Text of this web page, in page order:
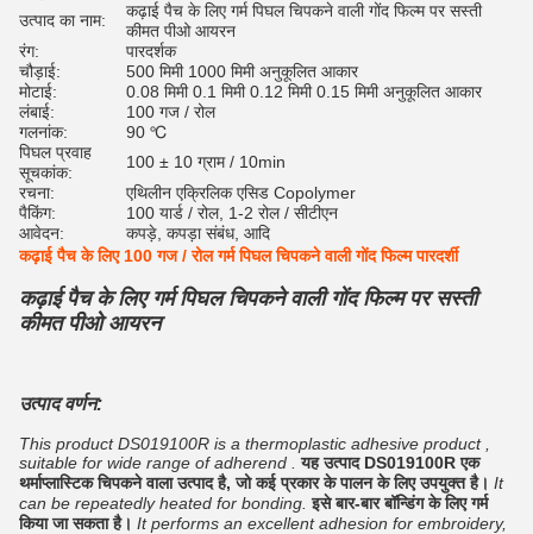
उत्पाद का नाम:
कढ़ाई पैच के लिए गर्म पिघल चिपकने वाली गोंद फिल्म पर सस्ती
कीमत पीओ आयरन
रंग:
पारदर्शक
चौड़ाई:
500 मिमी 1000 मिमी अनुकूलित आकार
मोटाई:
0.08 मिमी 0.1 मिमी 0.12 मिमी 0.15 मिमी अनुकूलित आकार
लंबाई:
100 गज / रोल
गलनांक:
90 ℃
पिघल प्रवाह
सूचकांक:
100 ± 10 ग्राम / 10min
रचना:
एथिलीन एक्रिलिक एसिड Copolymer
पैकिंग:
100 यार्ड / रोल, 1-2 रोल / सीटीएन
आवेदन:
कपड़े, कपड़ा संबंध, आदि
कढ़ाई पैच के लिए 100 गज / रोल गर्म पिघल चिपकने वाली गोंद फिल्म पारदर्शी
कढ़ाई पैच के लिए गर्म पिघल चिपकने वाली गोंद फिल्म पर सस्ती
कीमत पीओ आयरन
उत्पाद वर्णन:
This product DS019100R is a thermoplastic adhesive product ,
suitable for wide range of adherend .
यह उत्पाद DS019100R एक
थर्माप्लास्टिक चिपकने वाला उत्पाद है, जो कई प्रकार के पालन के लिए उपयुक्त है। It
can be repeatedly heated for bonding. इसे बार-बार बॉन्डिंग के लिए गर्म
किया जा सकता है। It performs an excellent adhesion for embroidery,